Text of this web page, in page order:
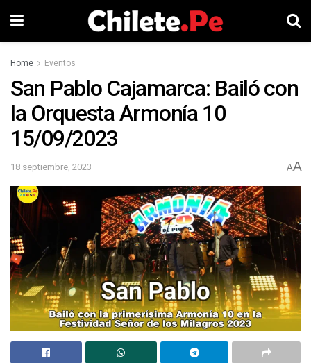
Home Eventos
San Pablo Cajamarca: Bailó con
la Orquesta Armonía 10
15/09/2023
18 septiembre, 2023 AA